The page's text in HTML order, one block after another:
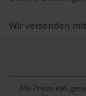
Wir versenden mit
Alle Preise inkl.